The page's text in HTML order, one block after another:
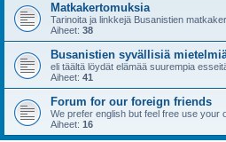
Matkakertomuksia
Tarinoita ja linkkejä Busanistien
Aiheet: 38
Busanistien syvällisiä
eli täältä löydät elämää suurempia
Aiheet: 41
Forum for our foreign friends
We prefer english but feel free use your
Aiheet: 16